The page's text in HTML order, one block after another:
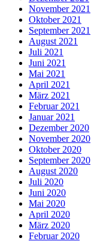
November 2021
Oktober 2021
September 2021
August 2021
Juli 2021
Juni 2021
Mai 2021
April 2021
März 2021
Februar 2021
Januar 2021
Dezember 2020
November 2020
Oktober 2020
September 2020
August 2020
Juli 2020
Juni 2020
Mai 2020
April 2020
März 2020
Februar 2020